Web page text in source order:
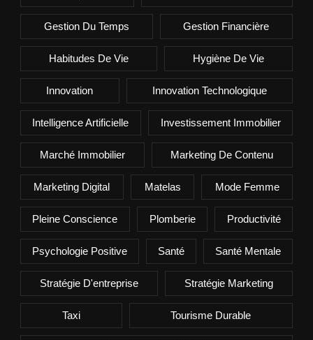
Gestion Du Temps Gestion Financière
Habitudes De Vie Hygiène De Vie
Innovation Innovation Technologique
Intelligence Artificielle Investissement Immobilier
Marché Immobilier Marketing De Contenu
Marketing Digital Matelas Mode Femme
Pleine Conscience Plomberie Productivité
Psychologie Positive Santé Santé Mentale
Stratégie D'entreprise Stratégie Marketing
Taxi Tourisme Durable